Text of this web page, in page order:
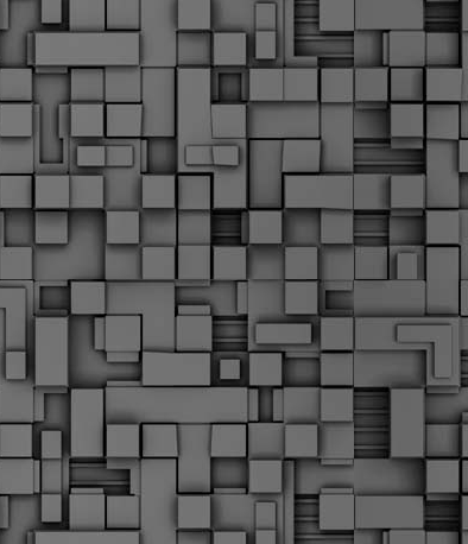
οριστικά τις
επαναφορά των
παρά τις
της ΑΔΕΔΥ και ενός
δώρων Χριστουγέννων,
μισθός) στους
μια μακρά
μνημονιακές περικοπές.
αποτελεσμάτων –
εγκύκλιο του Υπ.
εργασίας
της επαναφοράς